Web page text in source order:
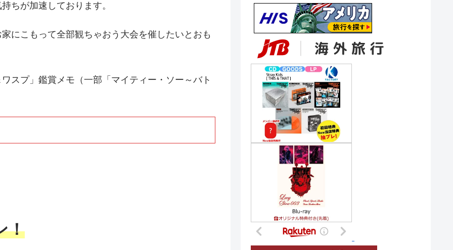
ちが加速しております。
にこもって全部観ちゃおう大会を催したいとおも
スプ」鑑賞メモ（一部「マイティー・ソー～バト
！